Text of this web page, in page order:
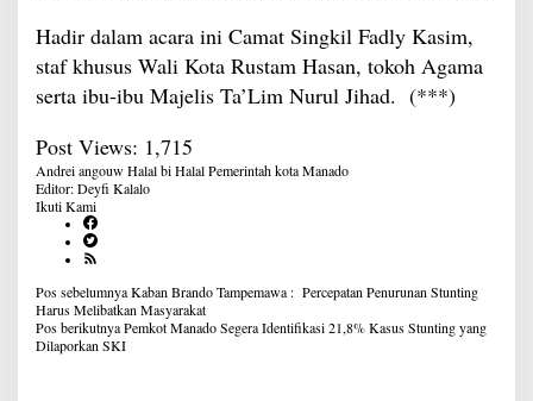
Hadir dalam acara ini Camat Singkil Fadly Kasim,
staf khusus Wali Kota Rustam Hasan, tokoh Agama
serta ibu-ibu Majelis Ta’Lim Nurul Jihad. (***)
Post Views: 1,715
Andrei angouwHalal bi HalalPemerintah kota Manado
Editor: Deyfi Kalalo
Ikuti Kami
Navigasi
pos
Pos sebelumnyaKaban Brando Tampemawa : Percepatan Penurunan Stunting
Harus Melibatkan Masyarakat
Pos berikutnyaPemkot Manado Segera Identifikasi 21,8% Kasus Stunting yang
Dilaporkan SKI